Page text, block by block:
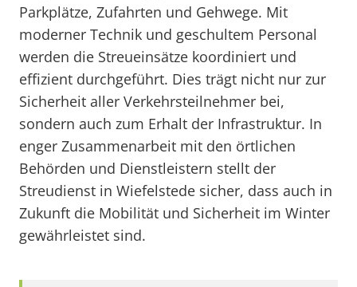
Parkplätze, Zufahrten und Gehwege. Mit
moderner Technik und geschultem Personal
werden die Streueinsätze koordiniert und
effizient durchgeführt. Dies trägt nicht nur zur
Sicherheit aller Verkehrsteilnehmer bei,
sondern auch zum Erhalt der Infrastruktur. In
enger Zusammenarbeit mit den örtlichen
Behörden und Dienstleistern stellt der
Streudienst in Wiefelstede sicher, dass auch in
Zukunft die Mobilität und Sicherheit im Winter
gewährleistet sind.